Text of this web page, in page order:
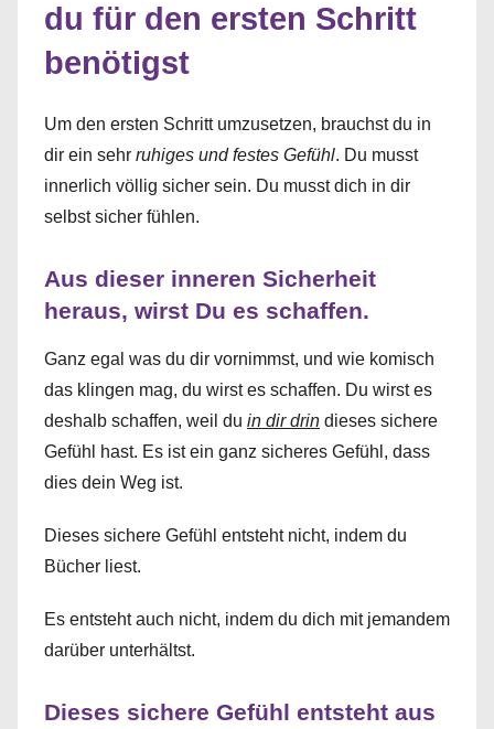
du für den ersten Schritt
benötigst
Um den ersten Schritt umzusetzen, brauchst du in
dir ein sehr ruhiges und festes Gefühl. Du musst
innerlich völlig sicher sein. Du musst dich in dir
selbst sicher fühlen.
Aus dieser inneren Sicherheit
heraus, wirst Du es schaffen.
Ganz egal was du dir vornimmst, und wie komisch
das klingen mag, du wirst es schaffen. Du wirst es
deshalb schaffen, weil du in dir drin dieses sichere
Gefühl hast. Es ist ein ganz sicheres Gefühl, dass
dies dein Weg ist.
Dieses sichere Gefühl entsteht nicht, indem du
Bücher liest.
Es entsteht auch nicht, indem du dich mit jemandem
darüber unterhältst.
Dieses sichere Gefühl entsteht aus